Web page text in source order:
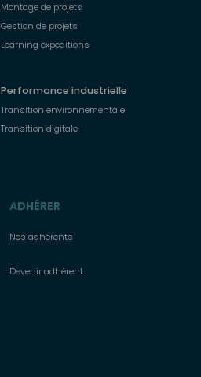
Montage de projets
Gestion de projets
Learning expeditions
Performance industrielle
Transition environnementale
Transition digitale
ADHÉRER
Nos adhérents
Devenir adhérent